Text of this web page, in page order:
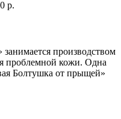
р.
производством
проблемной кожи. Одна
Болтушка от прыщей»